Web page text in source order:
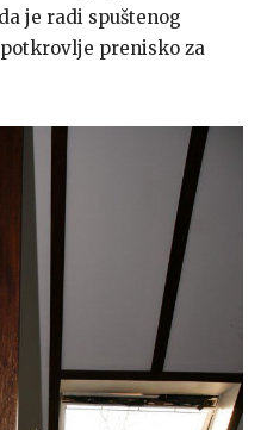
je radi spuštenog
prenisko za